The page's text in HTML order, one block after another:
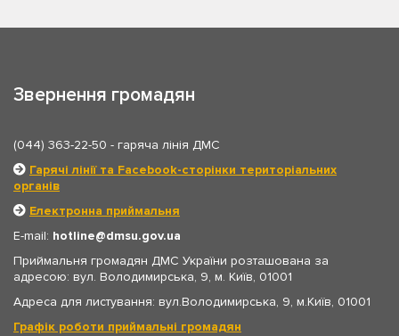
Звернення громадян
(044) 363-22-50 - гаряча лінія ДМС
Гарячі лінії та Facebook-сторінки територіальних
органів
Електронна приймальня
E-mail: hotline
dmsu.gov.ua
Приймальня громадян ДМС України розташована за
адресою: вул. Володимирська, 9, м. Київ, 01001
Адреса для листування: вул.Володимирська, 9, м.Київ, 01001
Графік роботи приймальні громадян